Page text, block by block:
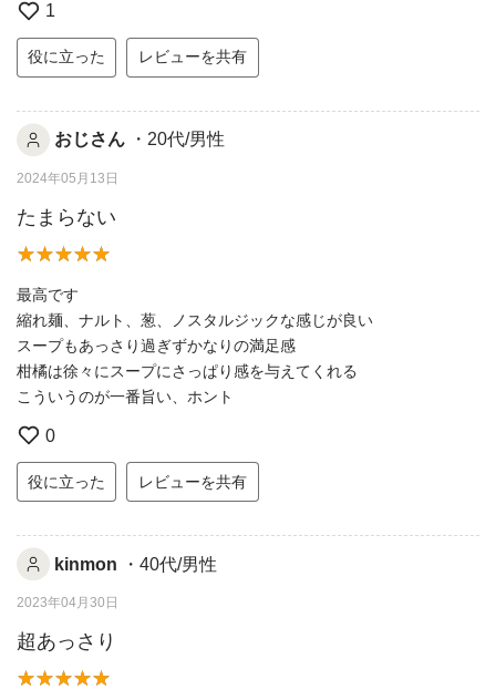
1
役に立った レビューを共有
おじさん ・20代/男性
2024年05月13日
たまらない
最高です
縮れ麺、ナルト、葱、ノスタルジックな感じが良い
スープもあっさり過ぎずかなりの満足感
柑橘は徐々にスープにさっぱり感を与えてくれる
こういうのが一番旨い、ホント
0
役に立った レビューを共有
kinmon ・40代/男性
2023年04月30日
超あっさり